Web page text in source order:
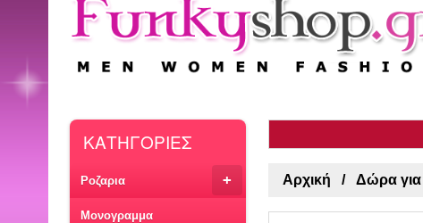
ΚΑΤΗΓΟΡΙΕΣ
+
Ροζαρια
Μονογραμμα
Αρχική Δώρα για